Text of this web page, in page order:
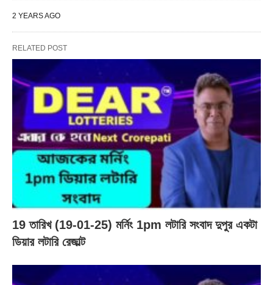
2 YEARS AGO
RELATED POST
19 তারিখ (19-01-25) মর্নিং 1pm লটারি সংবাদ দুপুর একটা
ডিয়ার লটারি রেজাল্ট